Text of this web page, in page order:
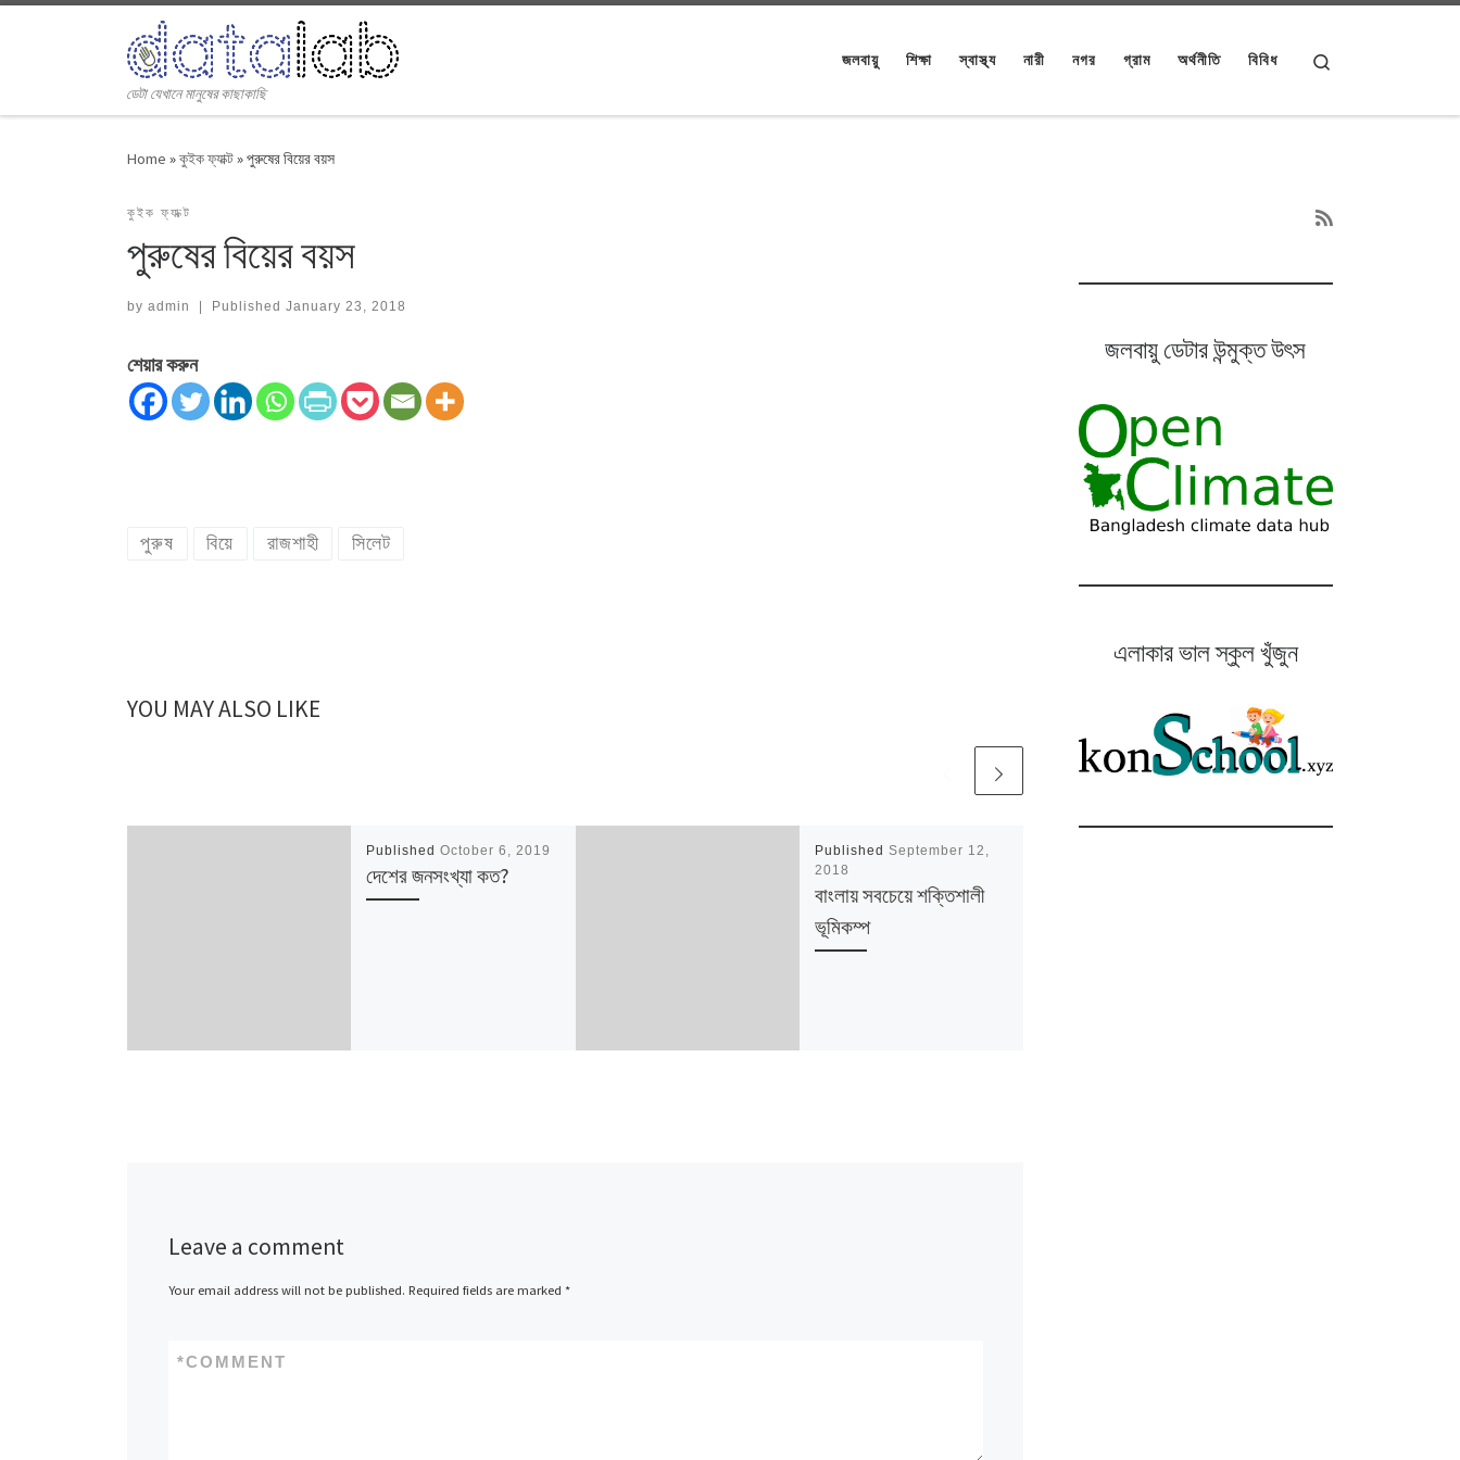
ডেটা যেখানে মানুষের কাছাকাছি
জলবায়ু শিক্ষা স্বাস্থ্য নারী নগর গ্রাম অর্থনীতি বিবিধ
Home »কুইক ফ্যাক্ট»পুরুষের বিয়ের বয়স
কুইক ফ্যাক্ট
পুরুষের বিয়ের বয়স
by admin | Published January 23, 2018
শেয়ার করুন
পুরুষ বিয়ে রাজশাহী সিলেট
YOU MAY ALSO LIKE
PublishedOctober 6, 2019
দেশের জনসংখ্যা কত?
Published September 12,
2018
বাংলায় সবচেয়ে শক্তিশালী
ভূমিকম্প
Leave a comment
Your email address will not be published. Required fields are marked *
COMMENT
*
জলবায়ু ডেটার উন্মুক্ত উৎস
এলাকার ভাল স্কুল খুঁজুন